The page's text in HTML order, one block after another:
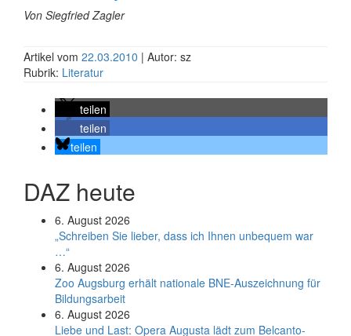
Von Siegfried Zagler
Artikel vom 22.03.2010 | Autor: sz
Rubrik: Literatur
teilen
teilen
teilen
DAZ heute
6. August 2026
„Schreiben Sie lieber, dass ich Ihnen unbequem war
…“
6. August 2026
Zoo Augsburg erhält nationale BNE-Auszeichnung für
Bildungsarbeit
6. August 2026
Liebe und Last: Opera Augusta lädt zum Belcanto-